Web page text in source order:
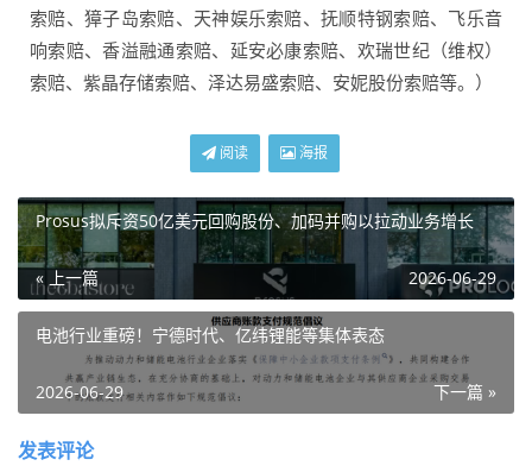
索赔、獐子岛索赔、天神娱乐索赔、抚顺特钢索赔、飞乐音
响索赔、香溢融通索赔、延安必康索赔、欢瑞世纪（维权）
索赔、紫晶存储索赔、泽达易盛索赔、安妮股份索赔等。）
阅读 海报
Prosus拟斥资50亿美元回购股份、加码并购以拉动业务增长
« 上一篇 2026-06-29
电池行业重磅！宁德时代、亿纬锂能等集体表态
下一篇 »
2026-06-29
发表评论